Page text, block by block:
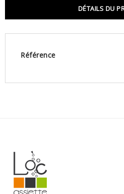
DÉTAILS DU
Référence